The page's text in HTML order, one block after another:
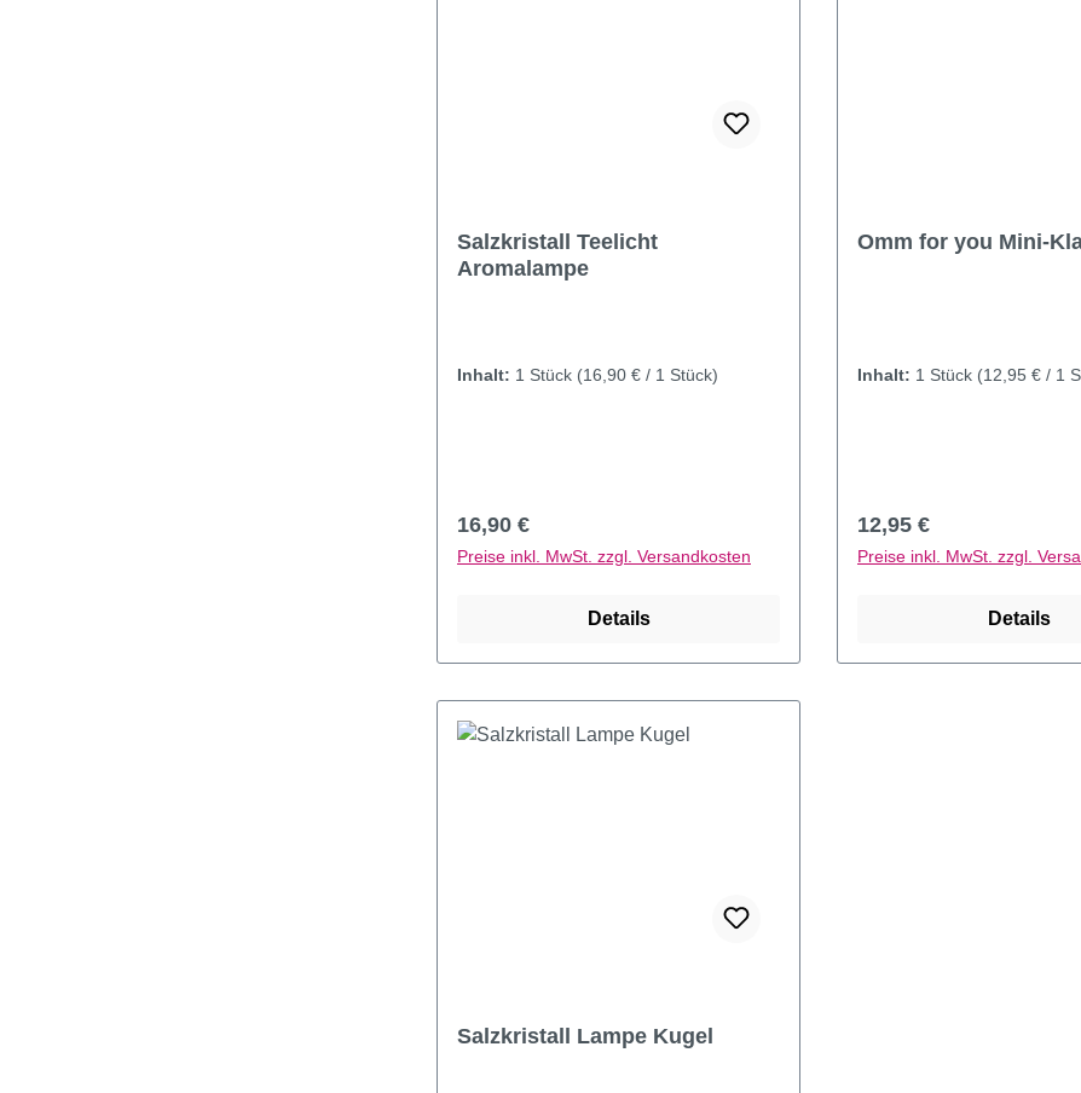
Salzkristall Teelicht
Aromalampe
Inhalt: 1 Stück (16,90 € / 1 Stück)
Regulärer Preis:
16,90 €
Preise inkl. MwSt. zzgl. Versandkosten
Details
Omm for you Mini-
Inhalt: 1 Stück (12,95 € / 1
Regulärer Preis:
12,95 €
Preise inkl. MwSt. zzgl.
Details
Salzkristall Lampe Kugel